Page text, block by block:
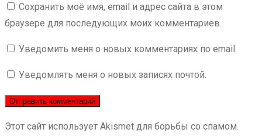
Сохранить моё имя, email и адрес сайта в этом
браузере для последующих моих комментариев.
Уведомить меня о новых комментариях по email.
Уведомлять меня о новых записях почтой.
Этот сайт использует Akismet для борьбы со спамом.